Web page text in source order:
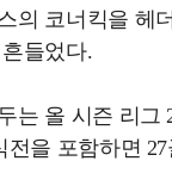
의 코너킥을 헤
들었다.
는 올 시즌 리그
전을 포함하면